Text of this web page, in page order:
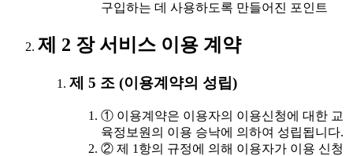
구입하는 데 사용하도록 만들어진 포인트
제 2 장 서비스 이용 계약
제 5 조 (이용계약의 성립)
① 이용계약은 이용자의 이용신청에 대한 교
육정보원의 이용 승낙에 의하여 성립됩니다.
② 제 1항의 규정에 의해 이용자가 이용 신청